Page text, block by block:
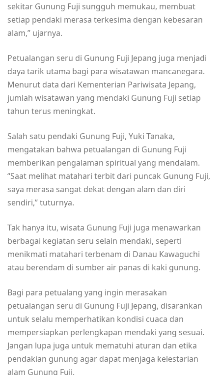
sekitar Gunung Fuji sungguh memukau, membuat
setiap pendaki merasa terkesima dengan kebesaran
alam,” ujarnya.
Petualangan seru di Gunung Fuji Jepang juga menjadi
daya tarik utama bagi para wisatawan mancanegara.
Menurut data dari Kementerian Pariwisata Jepang,
jumlah wisatawan yang mendaki Gunung Fuji setiap
tahun terus meningkat.
Salah satu pendaki Gunung Fuji, Yuki Tanaka,
mengatakan bahwa petualangan di Gunung Fuji
memberikan pengalaman spiritual yang mendalam.
“Saat melihat matahari terbit dari puncak Gunung Fuji,
saya merasa sangat dekat dengan alam dan diri
sendiri,” tuturnya.
Tak hanya itu, wisata Gunung Fuji juga menawarkan
berbagai kegiatan seru selain mendaki, seperti
menikmati matahari terbenam di Danau Kawaguchi
atau berendam di sumber air panas di kaki gunung.
Bagi para petualang yang ingin merasakan
petualangan seru di Gunung Fuji Jepang, disarankan
untuk selalu memperhatikan kondisi cuaca dan
mempersiapkan perlengkapan mendaki yang sesuai.
Jangan lupa juga untuk mematuhi aturan dan etika
pendakian gunung agar dapat menjaga kelestarian
alam Gunung Fuji.